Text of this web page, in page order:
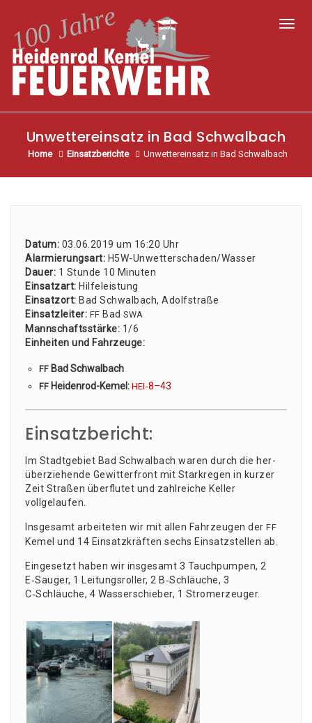
Unwettereinsatz in Bad Schwalbach
Home Einsatzberichte Unwettereinsatz in Bad Schwalbach
Datum: 03.06.2019 um 16:20 Uhr
Alar­mie­rungs­art: H5W-Unwet­ter­scha­den/­Was­ser
Dau­er: 1 Stun­de 10 Minu­ten
Ein­satz­art: Hil­fe­leis­tung
Ein­satz­ort: Bad Schwal­bach, Adolf­stra­ße
Ein­satz­lei­ter: FF Bad SWA
Mann­schafts­stär­ke: 1/6
Ein­hei­ten und Fahr­zeu­ge:
FF Bad Schwalbach
FF Hei­den­rod-Kemel: HEI‑8–43
Einsatzbericht:
Im Stadt­ge­biet Bad Schwal­bach waren durch die her­
über­zie­hen­de Gewit­ter­front mit Stark­re­gen in kur­zer
Zeit Stra­ßen über­flu­tet und zahl­rei­che Kel­ler
vollgelaufen.
Ins­ge­samt arbei­te­ten wir mit allen Fahr­zeu­gen der FF
Kemel und 14 Ein­satz­kräf­ten sechs Ein­satz­stel­len ab.
Ein­ge­setzt haben wir ins­ge­samt 3 Tauch­pum­pen, 2
E‑Sauger, 1 Lei­tungs­rol­ler, 2 B‑Schläuche, 3
C‑Schläuche, 4 Was­ser­schie­ber, 1 Stromerzeuger.